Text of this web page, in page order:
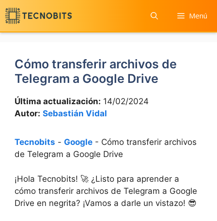
Saltar
al
contenido
Menú
Cómo transferir archivos de
Telegram a Google Drive
Última actualización: 14/02/2024
Autor: Sebastián Vidal
Tecnobits - Google - Cómo transferir archivos
de Telegram a Google Drive
¡Hola Tecnobits! 🚀 ¿Listo para aprender a
cómo transferir archivos de Telegram a Google
Drive en negrita? ¡Vamos a darle un vistazo! 😎